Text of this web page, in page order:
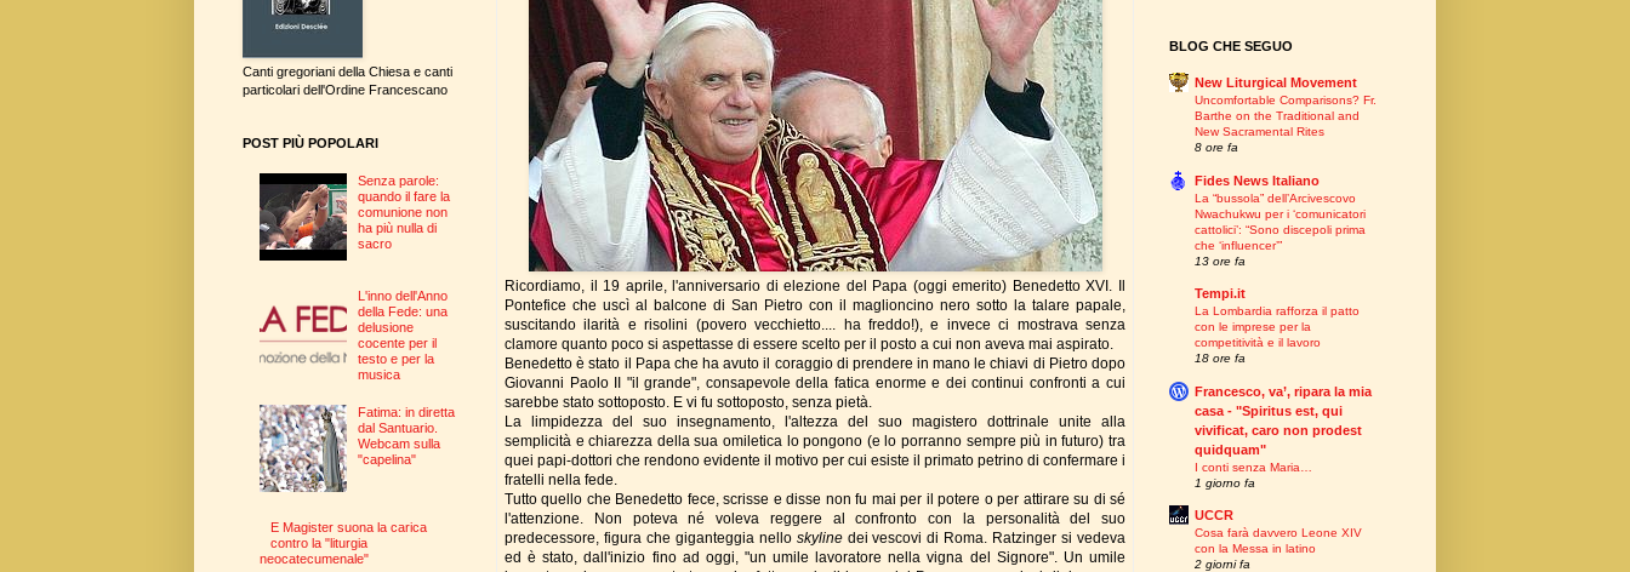
Ricordiamo, il 19 aprile, l'anniversario di elezione del Papa (oggi emerito) Benedetto XVI. Il
Pontefice che uscì al balcone di San Pietro con il maglioncino nero sotto la talare papale,
suscitando ilarità e risolini (povero vecchietto.... ha freddo!), e invece ci mostrava senza
clamore quanto poco si aspettasse di essere scelto per il posto a cui non aveva mai aspirato.
Benedetto è stato il Papa che ha avuto il coraggio di prendere in mano le chiavi di Pietro dopo
Giovanni Paolo II "il grande", consapevole della fatica enorme e dei continui confronti a cui
sarebbe stato sottoposto. E vi fu sottoposto, senza pietà.
La limpidezza del suo insegnamento, l'altezza del suo magistero dottrinale unite alla
semplicità e chiarezza della sua omiletica lo pongono (e lo porranno sempre più in futuro) tra
quei papi-dottori che rendono evidente il motivo per cui esiste il primato petrino di confermare i
fratelli nella fede.
Tutto quello che Benedetto fece, scrisse e disse non fu mai per il potere o per attirare su di sé
l'attenzione. Non poteva né voleva reggere al confronto con la personalità del suo
predecessore, figura che giganteggia nello skyline dei vescovi di Roma. Ratzinger si vedeva
ed è stato, dall'inizio fino ad oggi, "un umile lavoratore nella vigna del Signore". Un umile
Canti gregoriani della Chiesa e canti
particolari dell'Ordine Francescano
POST PIÙ POPOLARI
Senza parole:
quando il fare la
comunione non
ha più nulla di
sacro
L'inno dell'Anno
della Fede: una
delusione
cocente per il
testo e per la
musica
Fatima: in diretta
dal Santuario.
Webcam sulla
"capelina"
E Magister suona la carica
contro la "liturgia
neocatecumenale"
BLOG CHE SEGUO
New Liturgical Movement
Uncomfortable Comparisons? Fr.
Barthe on the Traditional and
New Sacramental Rites
8 ore fa
Fides News Italiano
La “bussola” dell’Arcivescovo
Nwachukwu per i ‘comunicatori
cattolici’: “Sono discepoli prima
che ‘influencer’”
13 ore fa
Tempi.it
La Lombardia rafforza il patto
con le imprese per la
competitività e il lavoro
18 ore fa
Francesco, va’, ripara la mia
casa - "Spiritus est, qui
vivificat, caro non prodest
quidquam"
I conti senza Maria…
1 giorno fa
UCCR
Cosa farà davvero Leone XIV
con la Messa in latino
2 giorni fa